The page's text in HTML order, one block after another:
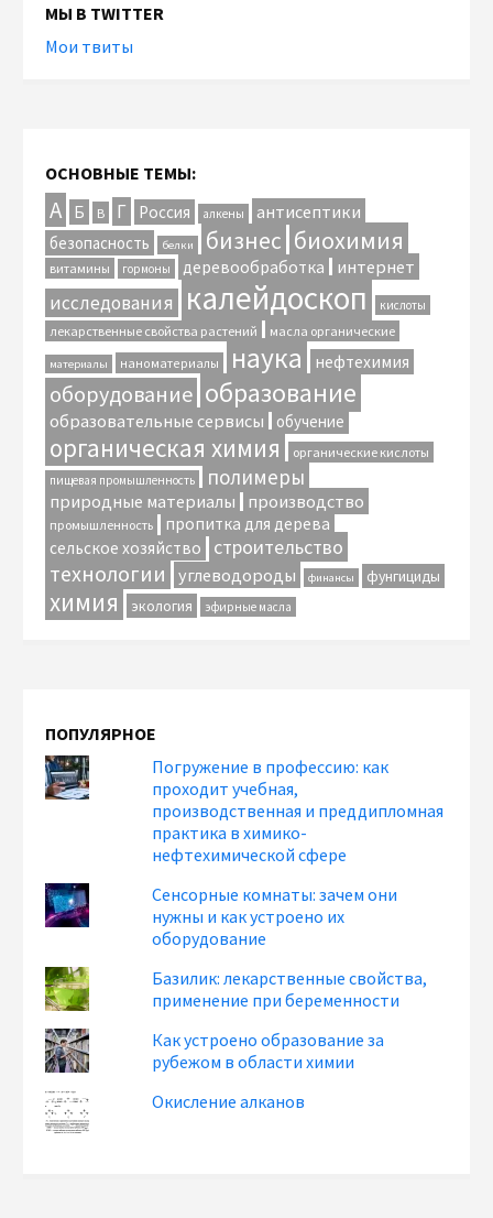
МЫ В TWITTER
Мои твиты
ОСНОВНЫЕ ТЕМЫ:
А Б В Г Россия алкены антисептики
безопасность белки бизнес биохимия
витамины гормоны деревообработка интернет
исследования калейдоскоп кислоты
лекарственные свойства растений масла органические
материалы наноматериалы наука нефтехимия
оборудование образование
образовательные сервисы обучение
органическая химия органические кислоты
пищевая промышленность полимеры
природные материалы производство
промышленность
пропитка для дерева
сельское хозяйство
строительство
технологии углеводороды финансы фунгициды
химия экология эфирные масла
ПОПУЛЯРНОЕ
Погружение в профессию: как
проходит учебная,
производственная и преддипломная
практика в химико-
нефтехимической сфере
Сенсорные комнаты: зачем они
нужны и как устроено их
оборудование
Базилик: лекарственные свойства,
применение при беременности
Как устроено образование за
рубежом в области химии
Окисление алканов